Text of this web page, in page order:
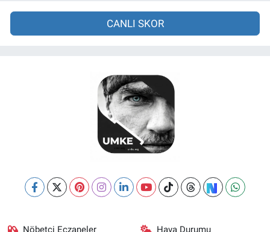
CANLI SKOR
Nöbetçi Eczaneler Hava Durumu